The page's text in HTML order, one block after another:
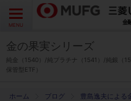
CLOSE
MENU
ブログ
豊島逸夫による
金の果実シリーズ
純金（1540）/純プラチナ（1541）/純銀（
保管型ETF）
金の果
特徴
よくあるご質問